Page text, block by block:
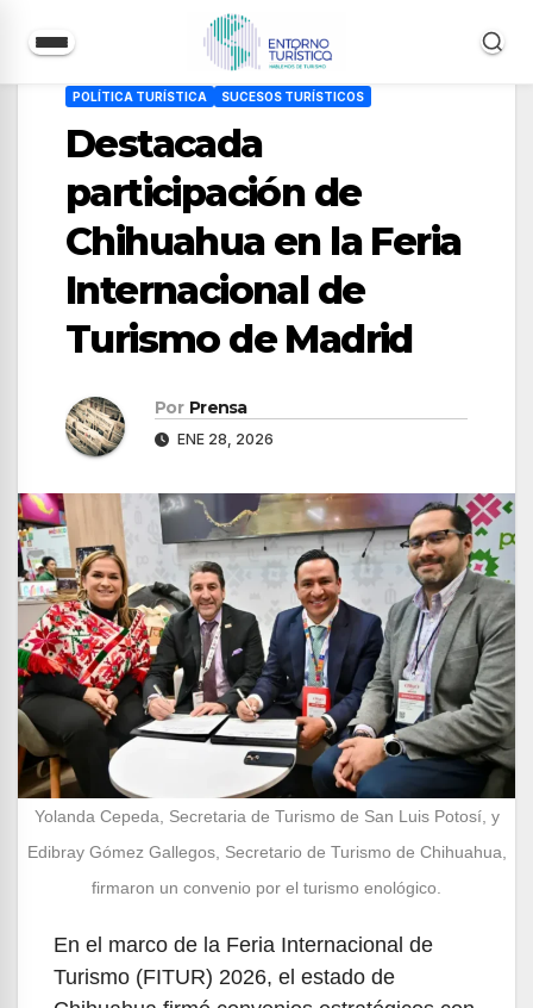
contenido
POLÍTICA TURÍSTICA SUCESOS TURÍSTICOS
Destacada
participación de
Chihuahua en la Feria
Internacional de
Turismo de Madrid
Por Prensa
ENE 28, 2026
Yolanda Cepeda, Secretaria de Turismo de San Luis Potosí, y
Edibray Gómez Gallegos, Secretario de Turismo de Chihuahua,
firmaron un convenio por el turismo enológico.
En el marco de la Feria Internacional de
Turismo (FITUR) 2026, el estado de